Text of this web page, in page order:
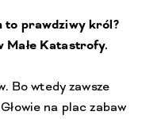
to prawdziwy król?
Małe Katastrofy.
Bo wtedy zawsze
na plac zabaw